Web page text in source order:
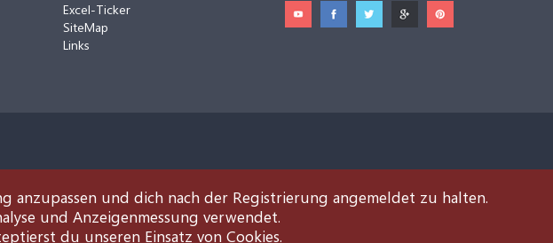
Excel-Ticker
SiteMap
Links
anzupassen und dich nach der Registrierung angemeldet zu halten.
und Anzeigenmessung verwendet.
du unseren Einsatz von Cookies.